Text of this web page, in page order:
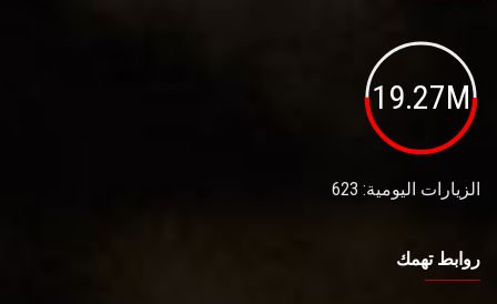
19.27M
الزيارات اليومية: 623
روابط تهمك